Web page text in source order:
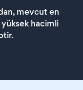
mevcut en
hacimli